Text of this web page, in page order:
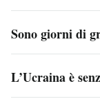
Sono giorni di
L’Ucraina è